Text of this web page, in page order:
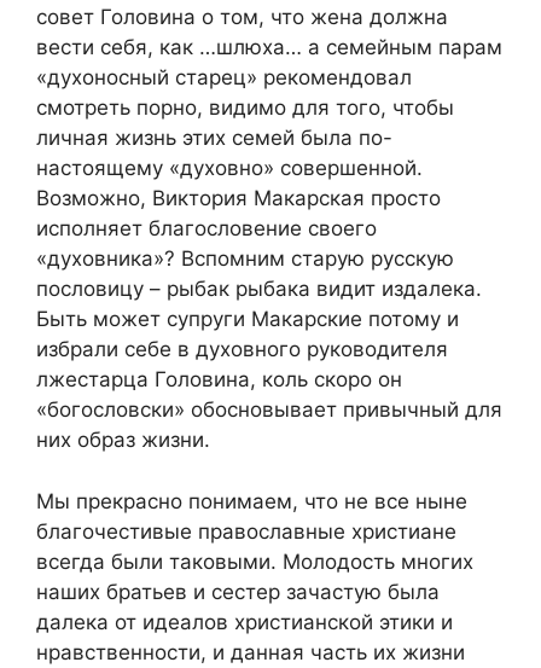
совет Головина о том, что жена должна
вести себя, как …шлюха… а семейным парам
«духоносный старец» рекомендовал
смотреть порно, видимо для того, чтобы
личная жизнь этих семей была по-
настоящему «духовно» совершенной.
Возможно, Виктория Макарская просто
исполняет благословение своего
«духовника»? Вспомним старую русскую
пословицу – рыбак рыбака видит издалека.
Быть может супруги Макарские потому и
избрали себе в духовного руководителя
лжестарца Головина, коль скоро он
«богословски» обосновывает привычный для
них образ жизни.
Мы прекрасно понимаем, что не все ныне
благочестивые православные христиане
всегда были таковыми. Молодость многих
наших братьев и сестер зачастую была
далека от идеалов христианской этики и
нравственности, и данная часть их жизни